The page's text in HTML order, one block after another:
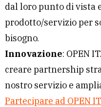
dal loro punto di vista
prodotto/servizio per
bisogno.
Innovazione: OPEN
creare partnership
nostro servizio e
Partecipare ad OPEN